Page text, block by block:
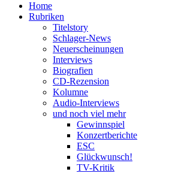
Home
Rubriken
Titelstory
Schlager-News
Neuerscheinungen
Interviews
Biografien
CD-Rezension
Kolumne
Audio-Interviews
und noch viel mehr
Gewinnspiel
Konzertberichte
ESC
Glückwunsch!
TV-Kritik